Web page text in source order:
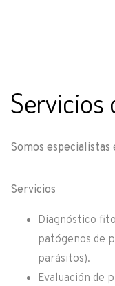
Servicios
Somos
Servicios
Diagnóstico
patógenos de
parásitos).
Evaluación de